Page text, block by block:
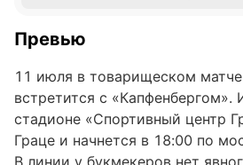
Превью
11 июля в товарищеском матче
встретится с «Капфенбергом».
стадионе «Спортивный центр
Граце и начнется в 18:00 по
В линии у букмекеров нет